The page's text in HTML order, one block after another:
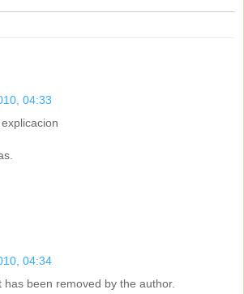
04:33
04:34
has been removed by the author.